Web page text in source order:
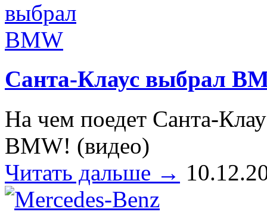
Санта-Клаус выбрал
На чем поедет Санта-
BMW! (видео)
Читать дальше →